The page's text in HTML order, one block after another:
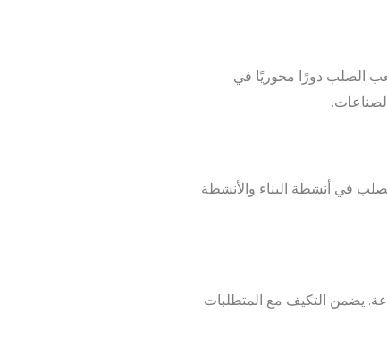
55٪ من إنتاج الصلب العالمي. يلعب الصلب دورًا محوريًا في
في أنشطة البناء والأنشطة
يضمن التكيف مع المتطلبات